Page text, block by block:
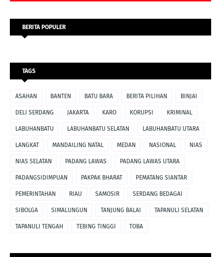
BERITA POPULER
TAGS
ASAHAN BANTEN BATU BARA BERITA PILIHAN BINJAI
DELI SERDANG JAKARTA KARO KORUPSI KRIMINAL
LABUHANBATU LABUHANBATU SELATAN LABUHANBATU UTARA
LANGKAT MANDAILING NATAL MEDAN NASIONAL NIAS
NIAS SELATAN PADANG LAWAS PADANG LAWAS UTARA
PADANGSIDIMPUAN PAKPAK BHARAT PEMATANG SIANTAR
PEMERINTAHAN RIAU SAMOSIR SERDANG BEDAGAI
SIBOLGA SIMALUNGUN TANJUNG BALAI TAPANULI SELATAN
TAPANULI TENGAH TEBING TINGGI TOBA